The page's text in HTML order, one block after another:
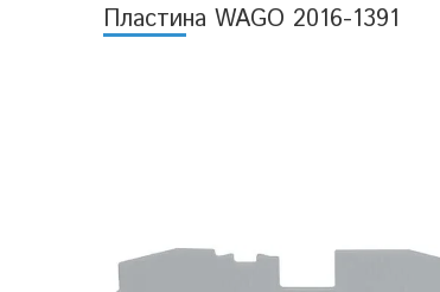
Пластина WAGO 2016-1391